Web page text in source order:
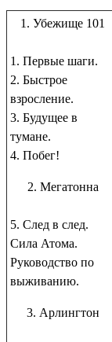
1. Убежище 101
1. Первые шаги.
2. Быстрое
взросление.
3. Будущее в
тумане.
4. Побег!
2. Мегатонна
5. След в след.
Сила Атома.
Руководство по
выживанию.
3. Арлингтон